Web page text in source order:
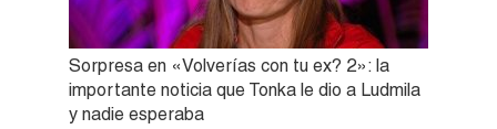
Sorpresa en «Volverías con tu ex? 2»: la
importante noticia que Tonka le dio a Ludmila
y nadie esperaba